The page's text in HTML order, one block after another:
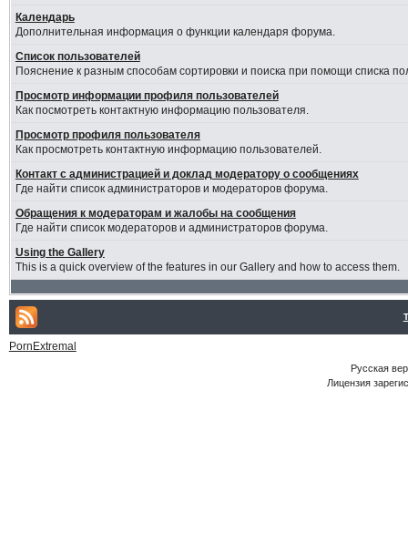
Календарь
Дополнительная информация о функции календаря форума.
Список пользователей
Пояснение к разным способам сортировки и поиска при помощи списка
Просмотр информации профиля пользователей
Как посмотреть контактную информацию пользователя.
Просмотр профиля пользователя
Как просмотреть контактную информацию пользователей.
Контакт с администрацией и доклад модератору о сообщениях
Где найти список администраторов и модераторов форума.
Обращения к модераторам и жалобы на сообщения
Где найти список модераторов и администраторов форума.
Using the Gallery
This is a quick overview of the features in our Gallery and how to access them.
PornExtremal
Русская
Лицензия